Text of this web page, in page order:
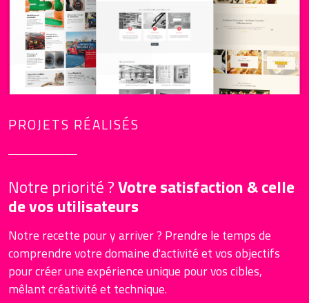
PROJETS RÉALISÉS
Notre priorité ?Votre satisfaction & celle
de vos utilisateurs
Notre recette pour y arriver ? Prendre le temps de
comprendre votre domaine d'activité et vos objectifs
pour créer une expérience unique pour vos cibles,
mêlant créativité et technique.